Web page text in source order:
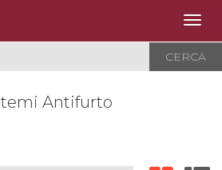
CERCA
Antifurto